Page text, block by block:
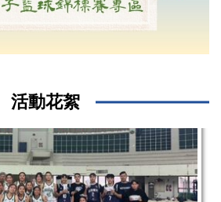
活動花絮